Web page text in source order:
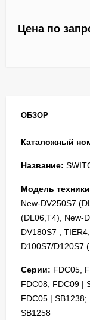
Цена по
ОБЗОР
Каталожный
Название:
Модель
New-DV250S7
(DL06,T4), New-
DV180S7 ,
D100S7/D120S7
Серии: FDC05,
FDC08, FDC09 |
FDC05 |
SB1258